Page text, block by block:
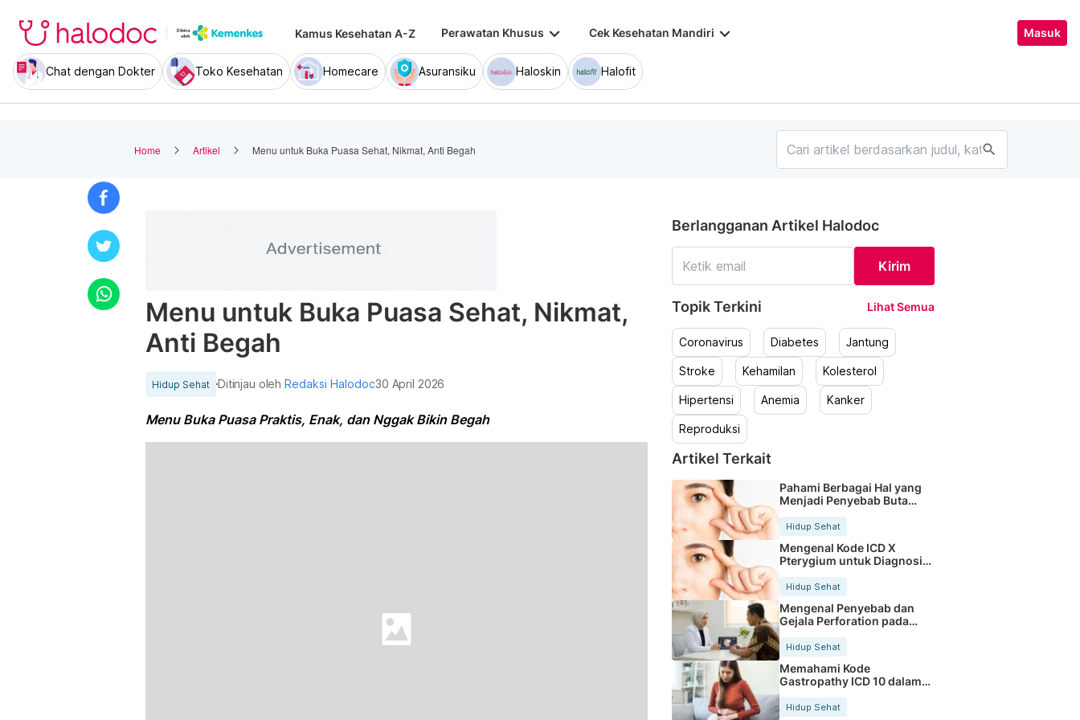
Kamus Kesehatan A-Z Perawatan Khusus keyboard_arrow_down Cek Kesehatan Mandiri keyboard_arrow_down Masuk
Chat dengan Dokter Toko Kesehatan Homecare Asuransiku Haloskin Halofit
Home Artikel Menu untuk Buka Puasa Sehat, Nikmat, Anti Begah search
Menu untuk Buka Puasa Sehat, Nikmat,
Anti Begah
Hidup Sehat Ditinjau olehRedaksi Halodoc30 April 2026
Menu Buka Puasa Praktis, Enak, dan Nggak Bikin Begah
Berlangganan Artikel Halodoc
Kirim
Topik Terkini Lihat Semua
Coronavirus Diabetes Jantung
Stroke Kehamilan Kolesterol
Hipertensi Anemia Kanker
Reproduksi
Artikel Terkait
Pahami Berbagai Hal yang
Menjadi Penyebab Buta
Hidup Sehat
Mengenal Kode ICD X
Pterygium untuk Diagnosis
Hidup Sehat
Mengenal Penyebab dan
Gejala Perforation pada
Tubuh
Hidup Sehat
Memahami Kode
Gastropathy ICD 10 dalam
Rekam Medis Pasien
Hidup Sehat